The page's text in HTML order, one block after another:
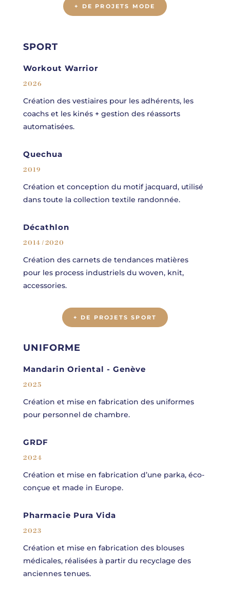
+ DE PROJETS MODE
SPORT
Workout Warrior
2026
Création des vestiaires pour les adhérents, les
coachs et les kinés + gestion des réassorts
automatisées.
Quechua
2019
Création et conception du motif jacquard, utilisé
dans toute la collection textile randonnée.
Décathlon
2014 / 2020
Création des carnets de tendances matières
pour les process industriels du woven, knit,
accessories.
+ DE PROJETS SPORT
UNIFORME
Mandarin Oriental - Genève
2025
Création et mise en fabrication des uniformes
pour personnel de chambre.
GRDF
2024
Création et mise en fabrication d’une parka, éco-
conçue et made in Europe.
Pharmacie Pura Vida
2023
Création et mise en fabrication des blouses
médicales, réalisées à partir du recyclage des
anciennes tenues.